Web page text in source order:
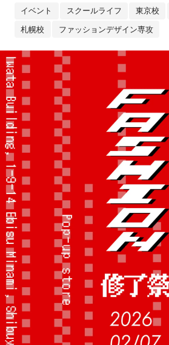
イベント スクールライフ 東京校
札幌校 ファッションデザイン専攻